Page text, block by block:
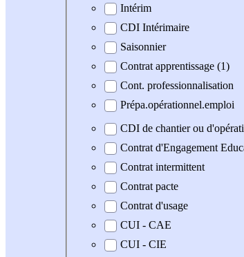
Intérim
CDI Intérimaire
Saisonnier
Contrat apprentissage (1)
Cont. professionnalisation
Prépa.opérationnel.emploi
CDI de chantier ou
Contrat d'Engagement
Contrat intermittent
Contrat pacte
Contrat d'usage
CUI - CAE
CUI - CIE